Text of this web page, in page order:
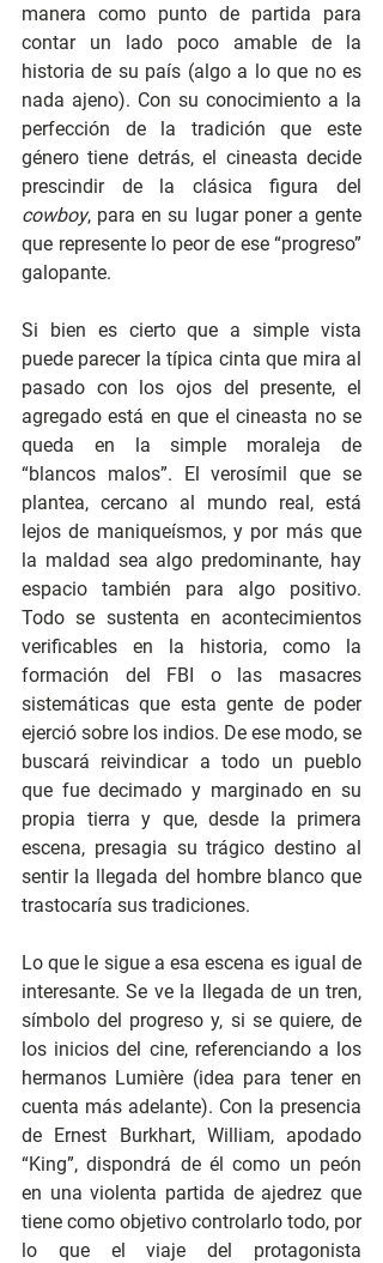
manera como punto de partida para
contar un lado poco amable de la
historia de su país (algo a lo que no es
nada ajeno). Con su conocimiento a la
perfección de la tradición que este
género tiene detrás, el cineasta decide
cowboy, para en su lugar poner a gente
que represente lo peor de ese “progreso”
galopante.
Si bien es cierto que a simple vista
puede parecer la típica cinta que mira al
pasado con los ojos del presente, el
agregado está en que el cineasta no se
queda en la simple moraleja de
“blancos malos”. El verosímil que se
plantea, cercano al mundo real, está
lejos de maniqueísmos, y por más que
la maldad sea algo predominante, hay
espacio también para algo positivo.
Todo se sustenta en acontecimientos
verificables en la historia, como la
formación del FBI o las masacres
sistemáticas que esta gente de poder
ejerció sobre los indios. De ese modo, se
buscará reivindicar a todo un pueblo
que fue decimado y marginado en su
propia tierra y que, desde la primera
escena, presagia su trágico destino al
sentir la llegada del hombre blanco que
trastocaría sus tradiciones.
Lo que le sigue a esa escena es igual de
interesante. Se ve la llegada de un tren,
símbolo del progreso y, si se quiere, de
los inicios del cine, referenciando a los
hermanos Lumière (idea para tener en
cuenta más adelante). Con la presencia
de Ernest Burkhart, William, apodado
“King”, dispondrá de él como un peón
en una violenta partida de ajedrez que
tiene como objetivo controlarlo todo, por
lo que el viaje del protagonista